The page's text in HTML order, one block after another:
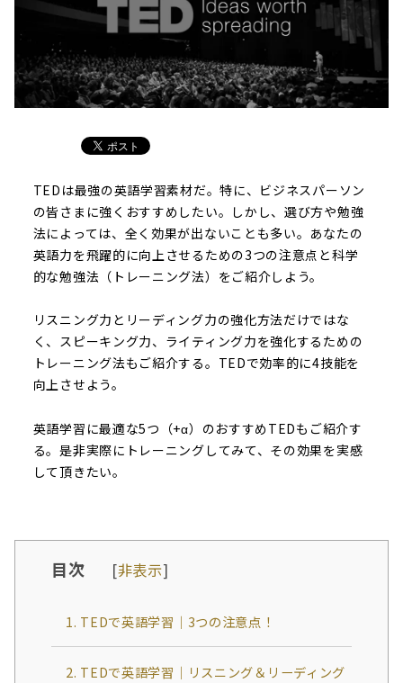
TEDは最強の英語学習素材だ。特に、ビジネスパーソン
の皆さまに強くおすすめしたい。しかし、選び方や勉強
法によっては、全く効果が出ないことも多い。あなたの
英語力を飛躍的に向上させるための3つの注意点と科学
的な勉強法（トレーニング法）をご紹介しよう。
リスニング力とリーディング力の強化方法だけではな
く、スピーキング力、ライティング力を強化するための
トレーニング法もご紹介する。TEDで効率的に4技能を
向上させよう。
英語学習に最適な5つ（+α）のおすすめTEDもご紹介す
る。是非実際にトレーニングしてみて、その効果を実感
して頂きたい。
目次 [非表示]
1. TEDで英語学習｜3つの注意点！
2. TEDで英語学習｜リスニング＆リーディング